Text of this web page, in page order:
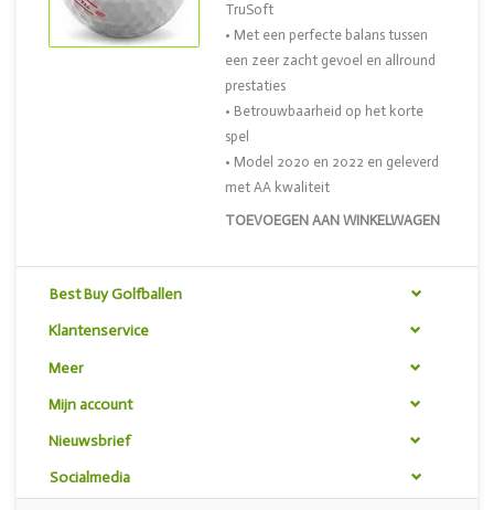
TOEVOEGEN AAN WINKELWAGEN
TruSoft
• Met een perfecte balans tussen
een zeer zacht gevoel en allround
prestaties
• Betrouwbaarheid op het korte
spel
• Model 2020 en 2022 en geleverd
met AA kwaliteit
Best Buy Golfballen
Klantenservice
Meer
Mijn account
Nieuwsbrief
Socialmedia